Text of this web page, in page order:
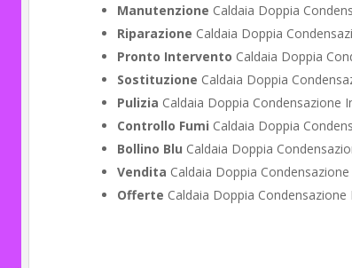
Manutenzione Caldaia Doppia
Riparazione Caldaia Doppia
Pronto Intervento Caldaia Doppia
Sostituzione Caldaia Doppia
Pulizia Caldaia Doppia Condensazione
Controllo Fumi Caldaia Doppia
Bollino Blu Caldaia Doppia
Vendita Caldaia Doppia
Offerte Caldaia Doppia